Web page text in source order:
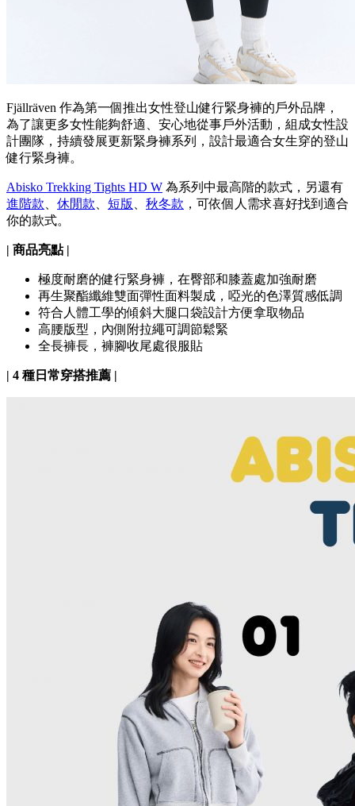
Fjällräven 作為第一個推出女性登山健行緊身褲的戶外品牌，
為了讓更多女性能夠舒適、安心地從事戶外活動，組成女性設
計團隊，持續發展更新緊身褲系列，設計最適合女生穿的登山
健行緊身褲。
Abisko Trekking Tights HD W 為系列中最高階的款式，另還有
進階款
休閒款 短版 秋冬款 ，可依個人需求喜好找到適合
你的款式。
| 商品亮點 |
極度耐磨的健行緊身褲，在臀部和膝蓋處加強耐磨
再生聚酯纖維雙面彈性面料製成，啞光的色澤質感低調
符合人體工學的傾斜大腿口袋設計方便拿取物品
高腰版型，內側附拉繩可調節鬆緊
全長褲長，褲腳收尾處很服貼
| 4 種日常穿搭推薦 |